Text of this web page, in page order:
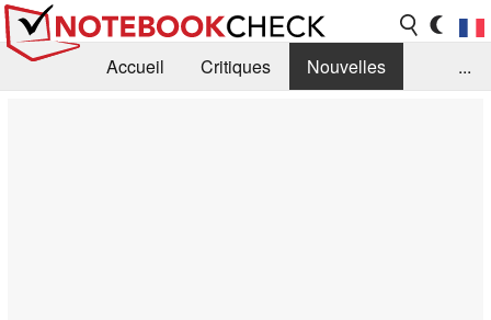
Accueil Critiques
Nouvelles
...